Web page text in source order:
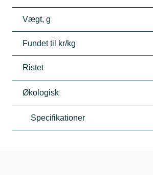
Vægt, g
Fundet til kr/kg
Ristet
Økologisk
Specifikationer